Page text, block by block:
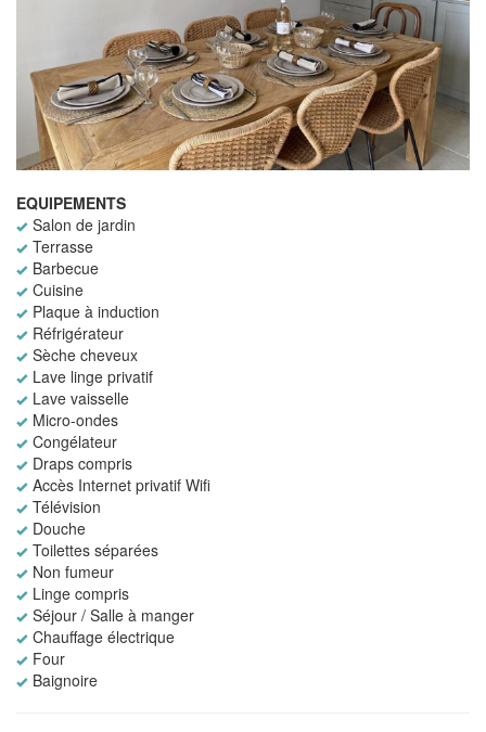
EQUIPEMENTS
Salon de jardin
Terrasse
Barbecue
Cuisine
Plaque à induction
Réfrigérateur
Sèche cheveux
Lave linge privatif
Lave vaisselle
Micro-ondes
Congélateur
Draps compris
Accès Internet privatif Wifi
Télévision
Douche
Toilettes séparées
Non fumeur
Linge compris
Séjour / Salle à manger
Chauffage électrique
Four
Baignoire